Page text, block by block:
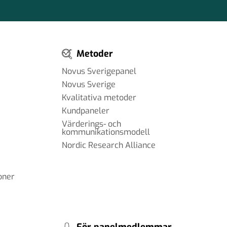
Metoder
Novus Sverigepanel
Novus Sverige
Kvalitativa metoder
Kundpaneler
Värderings- och
kommunikationsmodell
Nordic Research Alliance